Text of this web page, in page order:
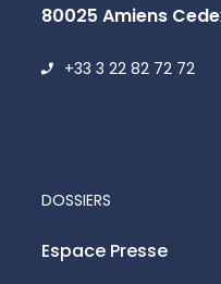
80025 Amiens
+33 3 22 82 72 72
DOSSIERS
Espace Presse